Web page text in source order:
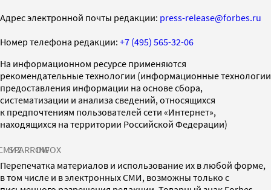
Адрес электронной почты редакции: press-release@forbes.ru
Номер телефона редакции: +7 (495) 565-32-06
На информационном ресурсе применяются
рекомендательные технологии (информационные технологии
предоставления информации на основе сбора,
систематизации и анализа сведений, относящихся
к предпочтениям пользователей сети «Интернет»,
находящихся на территории Российской Федерации)
SPARROWINFOX
Перепечатка материалов и использование их в любой форме,
в том числе и в электронных СМИ, возможны только с